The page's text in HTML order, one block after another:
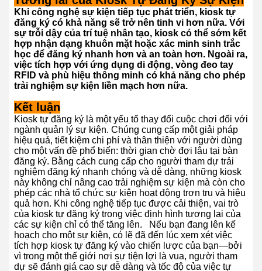
Khi công nghệ sự kiện tiếp tục phát triển, kiosk tự
đăng ký có khả năng sẽ trở nên tinh vi hơn nữa. Với
sự trỗi dậy của trí tuệ nhân tạo, kiosk có thể sớm kết
hợp nhận dạng khuôn mặt hoặc xác minh sinh trắc
học để đăng ký nhanh hơn và an toàn hơn. Ngoài ra,
việc tích hợp với ứng dụng di động, vòng đeo tay
RFID và phù hiệu thông minh có khả năng cho phép
trải nghiệm sự kiện liền mạch hơn nữa.
Kết luận
Kiosk tự đăng ký là một yếu tố thay đổi cuộc chơi đối với
ngành quản lý sự kiện. Chúng cung cấp một giải pháp
hiệu quả, tiết kiệm chi phí và thân thiện với người dùng
cho một vấn đề phổ biến: thời gian chờ đợi lâu tại bàn
đăng ký. Bằng cách cung cấp cho người tham dự trải
nghiệm đăng ký nhanh chóng và dễ dàng, những kiosk
này không chỉ nâng cao trải nghiệm sự kiện mà còn cho
phép các nhà tổ chức sự kiện hoạt động trơn tru và hiệu
quả hơn. Khi công nghệ tiếp tục được cải thiện, vai trò
của kiosk tự đăng ký trong việc định hình tương lai của
các sự kiện chỉ có thể tăng lên.
Nếu bạn đang lên kế
hoạch cho một sự kiện, có lẽ đã đến lúc xem xét việc
tích hợp kiosk tự đăng ký vào chiến lược của bạn—bởi
vì trong một thế giới nơi sự tiện lợi là vua, người tham
dự sẽ đánh giá cao sự dễ dàng và tốc độ của việc tự